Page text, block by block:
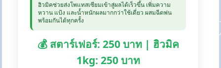
ฮิวมิคช่วยส่งโพแทสเซียมเข้าสู่ผลได้เร็วขึ้น เพิ่มความ
หวาน แป้ง และน้ำหนักผลมากกว่าใช้เดี่ยว ผสมฉีดพ่น
พร้อมกันได้ทุกครั้ง
💰 สตาร์เฟอร์: 250 บาท | ฮิวมิค
1kg: 250 บาท